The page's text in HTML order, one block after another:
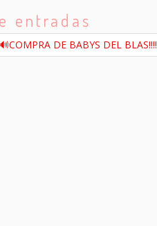
entradas
🔊COMPRA DE BABYS DEL BLAS‼️‼️